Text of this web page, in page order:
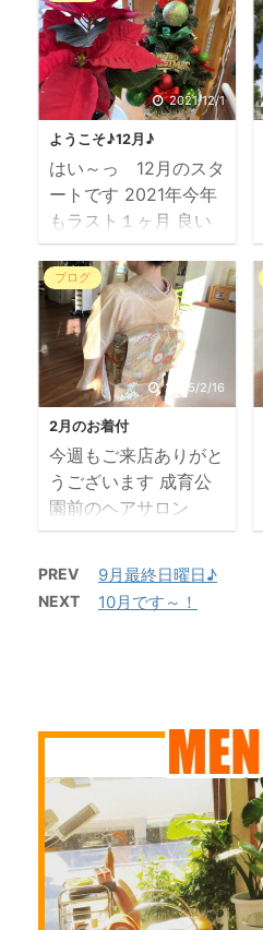
たもの秋晴れで気持ち
の良いお天気でした
ね！ エヌカタ番外
編 今年の夏も暑かっ
たですね 毎日髪は束
ねていましたが、 ポ
ニーのくるりんぱが簡
単ヘアです ベースは
コテで巻いてから一つ
ぐくりのくるりんぱで
髪を少しずつ引き出し
たらOKよ 今日は９
月最後の日曜日でした
10月も目前 来月の定
休日は 毎週月曜日と
第二週＆第三週火曜日
です よろしくお願い
します。 & ...
2021/12/1
ようこそ♪12月♪
はい～っ 12月のスタ
ートです 2021年今年
もラスト１ヶ月 良い
一年の締めくくりにな
るよう頑張ります～～
～ 今月と来月の定休
日のお知らせ 12月は
毎週月曜日と大晦日が
休業日です 黄色にオ
レンジ文字が休業日で
す 新年は三が日をお
正月休みとし、4日
（火）9：30～より営
業いたします 10日
（月･祝）は成人式の
のみで通常営業はいた
しません 11日（火）
なぁ～ ...
ブログ
2025/2/16
2月のお着付
今週もご来店ありがと
うございます 成育公
園前のヘアサロン
N です 今月も高校
りました ヘアはショ
ートグラボブをアップ
いただけたようで大変
嬉しく思います また
来月も役員として中学
校卒業式にご参列の際
にもお着付のご予約を
承りました ありがと
うございます ３月は
PREV 9月最終日曜日♪
NEXT 10月です～！